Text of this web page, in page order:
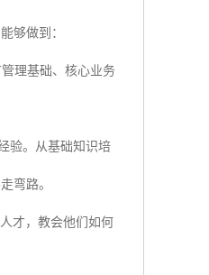
够做到：
理基础、核心业务
验。从基础知识培
弯路。
才，教会他们如何